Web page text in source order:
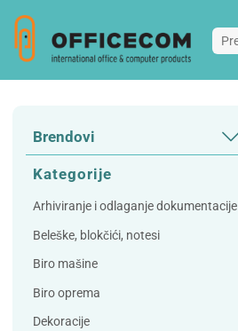
Brendovi
3L
A Plus
Accessories
AD
Alco
Artoz
Bene
Bordlite
Kategorije
Arhiviranje i odlaganje dokumentacije
Beleške, blokčići, notesi
Biro mašine
Biro oprema
Dekoracije